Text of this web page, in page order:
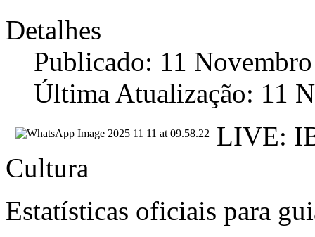
Detalhes
Publicado: 11
Última Atualização: 11
LIVE:
Cultura
Estatísticas oficiais para